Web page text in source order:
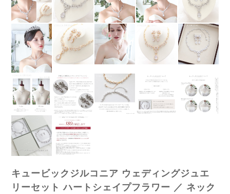
キュービックジルコニア ウェディングジュエ
リーセット ハートシェイプフラワー ／ ネック